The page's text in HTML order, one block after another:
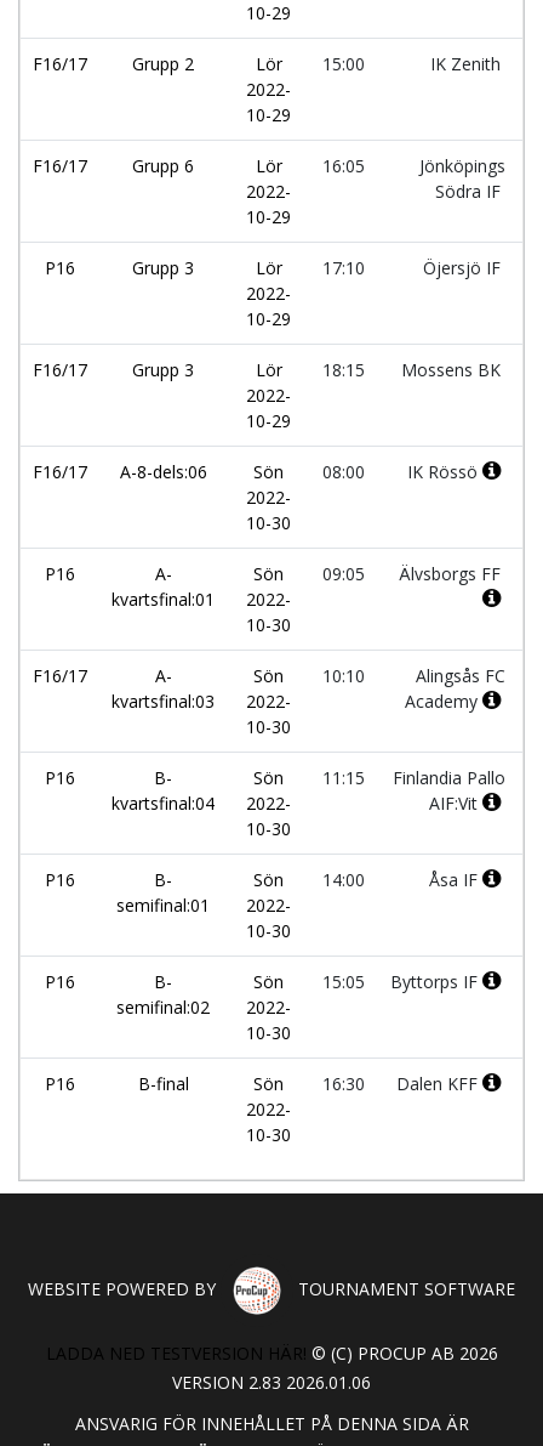
10-29
F16/17 Grupp 2
Lör
2022-
10-29
15:00 IK Zenith
F16/17 Grupp 6
Lör
2022-
10-29
16:05
Jönköpings
Södra IF
P16 Grupp 3
Lör
2022-
10-29
17:10 Öjersjö IF
F16/17 Grupp 3
Lör
2022-
10-29
18:15 Mossens BK
F16/17 A-8-dels:06
Sön
2022-
10-30
08:00 IK Rössö
P16
A-
kvartsfinal:01
Sön
2022-
10-30
09:05 Älvsborgs FF
F16/17
A-
kvartsfinal:03
Sön
2022-
10-30
10:10
Alingsås FC
Academy
P16
B-
kvartsfinal:04
Sön
2022-
10-30
11:15
Finlandia Pallo
AIF:Vit
P16
B-
semifinal:01
Sön
2022-
10-30
14:00 Åsa IF
P16
B-
semifinal:02
Sön
2022-
10-30
15:05 Byttorps IF
P16 B-final
Sön
2022-
10-30
16:30 Dalen KFF
WEBSITE POWERED BY TOURNAMENT SOFTWARE
LADDA NED TESTVERSION HÄR! © (C) PROCUP AB 2026
VERSION 2.83 2026.01.06
ANSVARIG FÖR INNEHÅLLET PÅ DENNA SIDA ÄR